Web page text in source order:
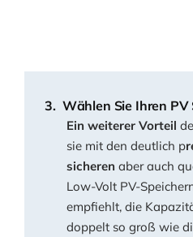
Wählen Sie Ihren PV
Ein weiterer Vorteil
sie mit den deutlich p
sicheren aber auch
Low-Volt PV-
empfiehlt, die
doppelt so groß wie